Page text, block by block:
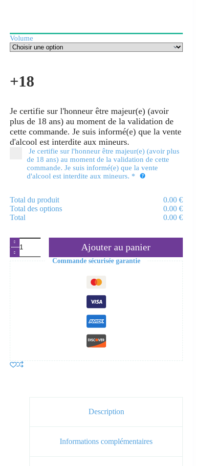
Volume
+18
Je certifie sur l'honneur être majeur(e) (avoir
plus de 18 ans) au moment de la validation de
cette commande. Je suis informé(e) que la vente
d'alcool est interdite aux mineurs.
Je certifie sur l'honneur être majeur(e) (avoir plus
de 18 ans) au moment de la validation de cette
commande. Je suis informé(e) que la vente
d'alcool est interdite aux mineurs. *
Total du produit 0.00€
Total des options
0.00€
Total
0.00€
quantité
de
Liqueur
anisée
BIO
Ajouter au panier
Commande sécurisée garantie
Description
Informations complémentaires